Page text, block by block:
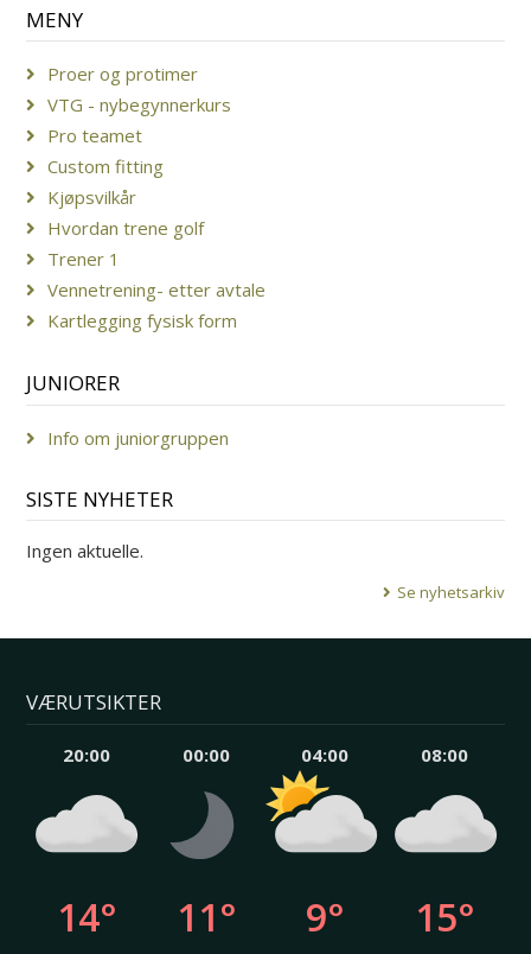
MENY
Proer og protimer
VTG - nybegynnerkurs
Pro teamet
Custom fitting
Kjøpsvilkår
Hvordan trene golf
Trener 1
Vennetrening- etter avtale
Kartlegging fysisk form
JUNIORER
Info om juniorgruppen
SISTE NYHETER
Ingen aktuelle.
Se nyhetsarkiv
VÆRUTSIKTER
20:00
14°
00:00
11°
04:00
9°
08:00
15°